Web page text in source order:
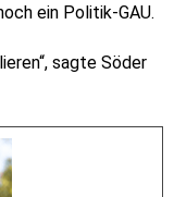
ein Politik-GAU.
sagte Söder